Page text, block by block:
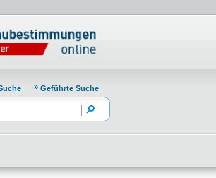
Barrierefreiheit
Geführte Suche